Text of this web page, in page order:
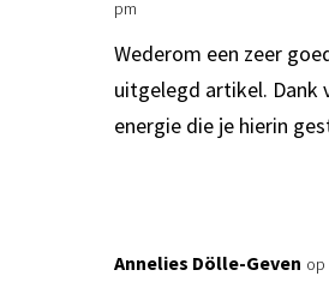
pm
Wederom een zeer
uitgelegd artikel. Dank
energie die je hierin
Annelies Dölle-Geven op